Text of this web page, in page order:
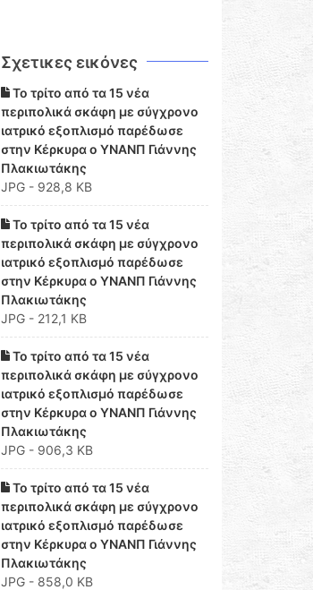
Σχετικες εικόνες
Το τρίτο από τα 15 νέα
περιπολικά σκάφη με σύγχρονο
ιατρικό εξοπλισμό παρέδωσε
στην Κέρκυρα ο ΥΝΑΝΠ Γιάννης
Πλακιωτάκης
JPG - 928,8 KB
Το τρίτο από τα 15 νέα
περιπολικά σκάφη με σύγχρονο
ιατρικό εξοπλισμό παρέδωσε
στην Κέρκυρα ο ΥΝΑΝΠ Γιάννης
Πλακιωτάκης
JPG - 212,1 KB
Το τρίτο από τα 15 νέα
περιπολικά σκάφη με σύγχρονο
ιατρικό εξοπλισμό παρέδωσε
στην Κέρκυρα ο ΥΝΑΝΠ Γιάννης
Πλακιωτάκης
JPG - 906,3 KB
Το τρίτο από τα 15 νέα
περιπολικά σκάφη με σύγχρονο
ιατρικό εξοπλισμό παρέδωσε
στην Κέρκυρα ο ΥΝΑΝΠ Γιάννης
Πλακιωτάκης
JPG - 858,0 KB